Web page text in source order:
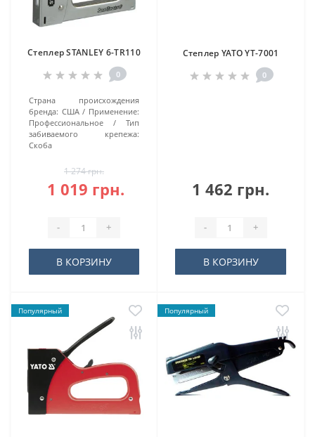
Степлер STANLEY 6-TR110
0
Страна происхождения
бренда: США
Применение:
Профессиональное
Тип
забиваемого крепежа:
Скоба
1 274 грн.
1 019 грн.
- +
В КОРЗИНУ
Степлер YATO YT-7001
0
1 462 грн.
- +
В КОРЗИНУ
Популярный Популярный